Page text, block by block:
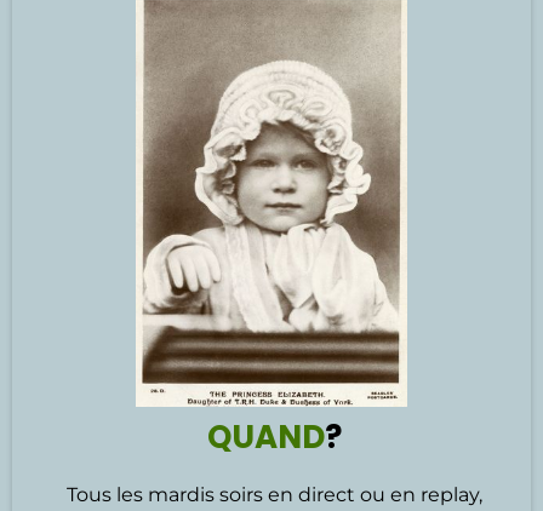
QUAND?
Tous les mardis soirs en direct ou en replay,